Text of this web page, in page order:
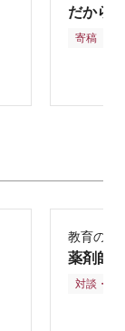
だから
寄稿
教育の再
薬剤師
対談・座